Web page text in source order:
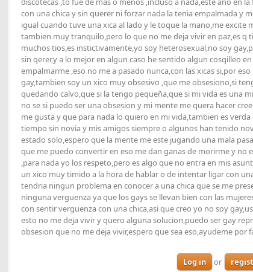
con una chica y sin querer ni forzar nada la tenia empalmada y
igual cuando tuve una xica al lado y le toque la mano,me excite
tambien muy tranquilo,pero lo que no me deja vivir en paz,es q
muchos tios,es instictivamente,yo soy heterosexual,no soy
sin qerer,y a lo mejor en algun caso he sentido algun cosqilleo
empalmarme ,eso no me a pasado nunca,con las xicas si,por
gay,tambien soy un xico muy obsesivo ,que me obsesiono,si
quedando calvo,que si la tengo pequeña,que si mi vida es una
no se si puedo ser una obsesion y mi mente me quera hacer
me gusta y que para nada lo quiero en mi vida,tambien es
tiempo sin novia y mis amigos siempre o algunos han tenido
estado solo,espero que la mente me este jugando una mala
que me puedo convertir en eso me dan ganas de morirme y no
,para nada yo los respeto,pero es algo que no entra en mis
un xico muy timido a la hora de hablar o de intentar ligar con
tendria ningun problema en conocer a una chica que se me
ninguna verguenza ya que los gays se llevan bien con las
con sentir verguenza con una chica,asi que creo yo no soy
esto no me deja vivir y quero alguna solucion,puedo ser gay
obsesion que no me deja vivir,espero que sea eso,ayudeme por
Log in or